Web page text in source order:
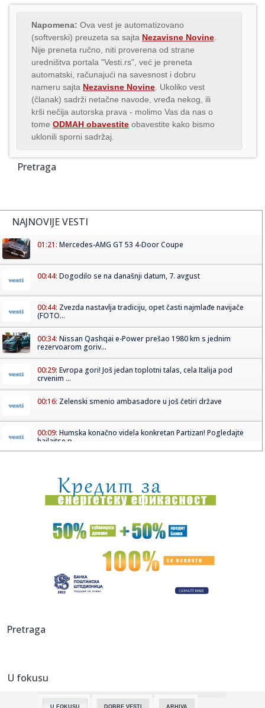
Napomena: Ova vest je automatizovano
(softverski) preuzeta sa sajta Nezavisne Novine
Nije preneta ručno, niti proverena od strane
uredništva portala "Vesti.rs", već je preneta
automatski, računajući na savesnost i dobru
nameru sajta Nezavisne Novine . Ukoliko vest
(članak) sadrži netačne navode, vređa nekog, ili
krši nečija autorska prava - molimo Vas da nas o
tome ODMAH obavestite obavestite kako bismo
uklonili sporni sadržaj.
Pretraga
NAJNOVIJE VESTI
01:21: Mercedes-AMG GT 53 4-Door Coupe
00:44: Dogodilo se na današnji datum, 7. avgust
00:44: Zvezda nastavlja tradiciju, opet časti najmlađe navijače
(FOTO...
00:34: Nissan Qashqai e-Power prešao 1980 km s jednim
rezervoarom goriv...
00:29: Evropa gori! Još jedan toplotni talas, cela Italija pod
crvenim ...
00:16: Zelenski smenio ambasadore u još četiri države
00:09: Humska konačno videla konkretan Partizan! Pogledajte
hajlajtse p...
00:04:Vukotić ne zna ko je Baba: "Vidim da ga svi hvale"
00:01:Na današnji dan, 7. avgust
U predgrađu Damaska podignut autobus u vazduh, dve
23:55:ROMAŠČENKO POSLE POTOPA U HUMSKOJ: Jedna stvar
VIDEO
23:47:
Pretraga
U fokusu
U FOKUSU DOBRE VESTI ARHIVA